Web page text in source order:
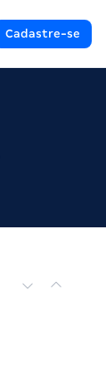
Cadastre-se